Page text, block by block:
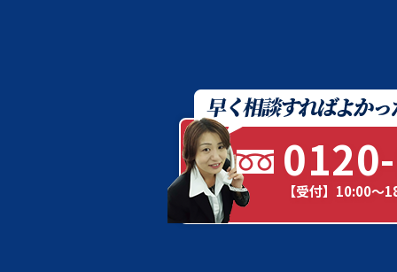
【受付】10:00～